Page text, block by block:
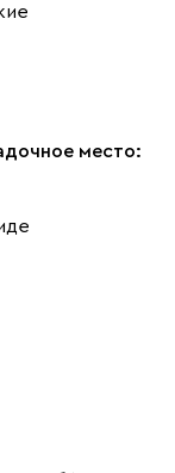
место: